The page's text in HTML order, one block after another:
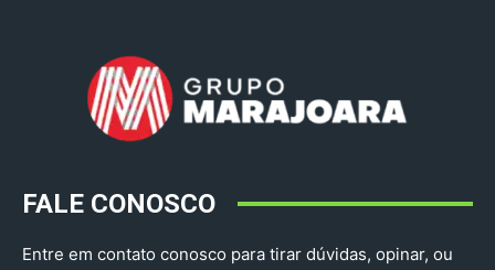
FALE CONOSCO
Entre em contato conosco para tirar dúvidas, opinar, ou